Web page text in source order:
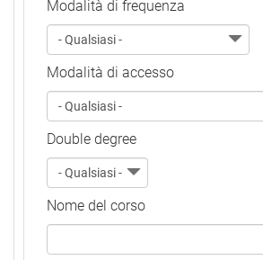
Modalità di frequenza
Modalità di accesso
Double degree
Nome del corso